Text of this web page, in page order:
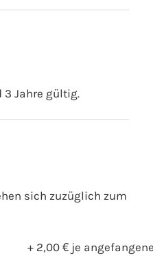
3 Jahre gültig.
sich zuzüglich zum
+ 2,00 € je